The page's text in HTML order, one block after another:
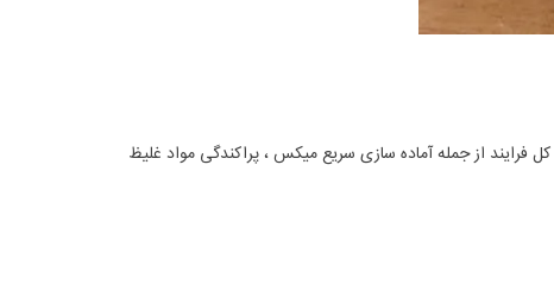
فرایند از جمله آماده سازی سریع میکس ، پراکندگی مواد غلیظ